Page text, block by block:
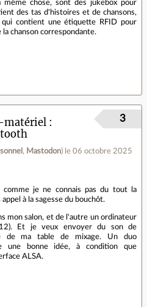
chose, sont des jukebox pour
des tas d'histoires et de chansons,
contient une étiquette RFID pour
chanson correspondante.
matériel
, Mastodon) le 06 octobre 2025
3
comme je ne connais pas du tout la
à la sagesse du bouchôt.
mon salon, et de l'autre un ordinateur
Et je veux envoyer du son de
de ma table de mixage. Un duo
une bonne idée, à condition que
ALSA.